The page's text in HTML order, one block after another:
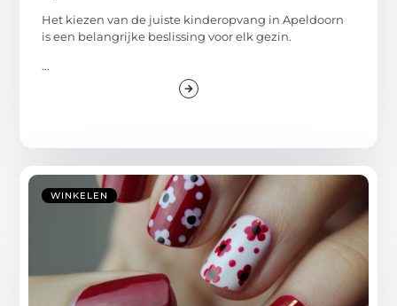
Het kiezen van de juiste kinderopvang in Apeldoorn
is een belangrijke beslissing voor elk gezin.
...
WINKELEN